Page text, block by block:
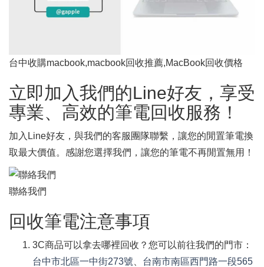
台中收購macbook,macbook回收推薦,MacBook回收價格
立即加入我們的Line好友，享受
專業、高效的筆電回收服務！
加入Line好友​，與我們的客服團隊聯繫，讓您的閒置筆電換
取最大價值。感謝您選擇我們，讓您的筆電不再閒置無用！
聯絡我們
回收筆電注意事項
3C商品可以拿去哪裡回收？您可以前往我們的門市：
台中市北區一中街273號
台南市南區西門路一段565